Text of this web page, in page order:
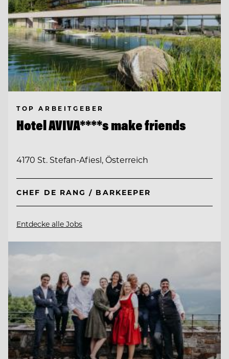
TOP ARBEITGEBER
Hotel AVIVA****s make friends
4170 St. Stefan-Afiesl, Österreich
CHEF DE RANG / BARKEEPER
Entdecke alle Jobs